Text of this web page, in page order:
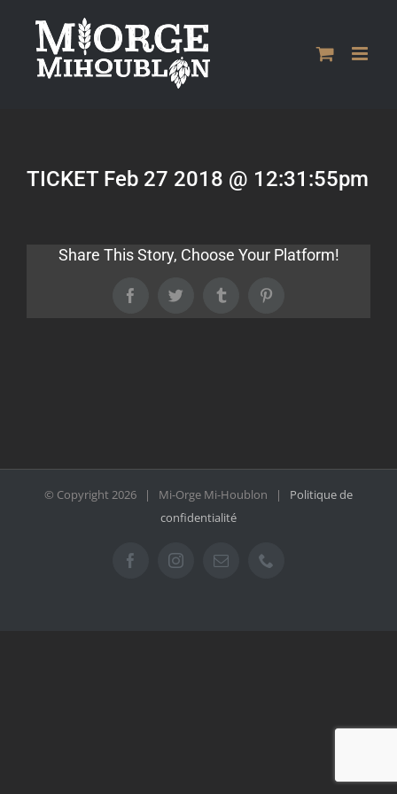
contenu
TICKET Feb 27 2018 @ 12:31:55pm
Share This Story, Choose Your Platform!
FacebookTwitter Tumblr
© Copyright2026 | Mi-Orge Mi-Houblon | Politique de
confidentialité
FacebookInstagramEmail